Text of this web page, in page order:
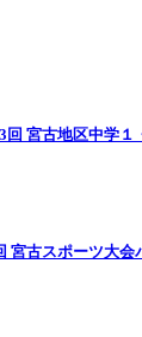
回 宮古地区中学
宮古スポーツ大